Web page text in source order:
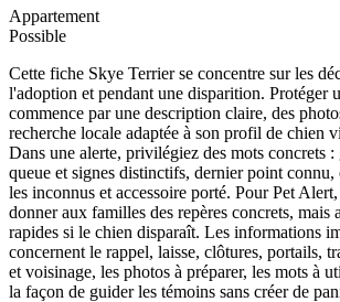
Appartement
Possible
Cette fiche Skye Terrier se concentre sur les
l'adoption et pendant une disparition. Protéger
commence par une description claire, des
recherche locale adaptée à son profil de chien
Dans une alerte, privilégiez des mots concrets :
queue et signes distinctifs, dernier point connu,
les inconnus et accessoire porté. Pour Pet
donner aux familles des repères concrets, mais
rapides si le chien disparaît. Les informations
concernent le rappel, laisse, clôtures, portails,
et voisinage, les photos à préparer, les mots à
la façon de guider les témoins sans créer de